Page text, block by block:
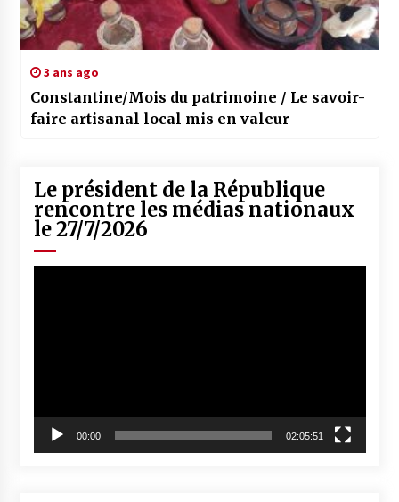
3 ans ago
Constantine/Mois du patrimoine / Le savoir-
faire artisanal local mis en valeur
Le président de la République
rencontre les médias nationaux
le 27/7/2026
00:00 02:05:51